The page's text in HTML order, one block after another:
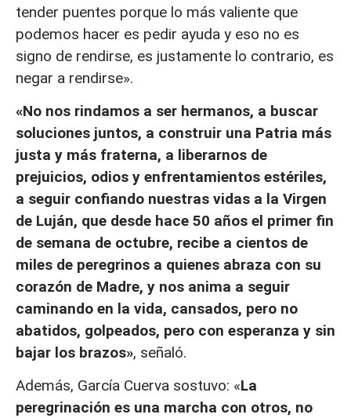
tender puentes porque lo más valiente que
podemos hacer es pedir ayuda y eso no es
signo de rendirse, es justamente lo contrario, es
negar a rendirse».
«No nos rindamos a ser hermanos, a buscar
soluciones juntos, a construir una Patria más
justa y más fraterna, a liberarnos de
prejuicios, odios y enfrentamientos estériles,
a seguir confiando nuestras vidas a la Virgen
de Luján, que desde hace 50 años el primer fin
de semana de octubre, recibe a cientos de
miles de peregrinos a quienes abraza con su
corazón de Madre, y nos anima a seguir
caminando en la vida, cansados, pero no
abatidos, golpeados, pero con esperanza y sin
bajar los brazos», señaló.
Además, García Cuerva sostuvo: «La
peregrinación es una marcha con otros, no